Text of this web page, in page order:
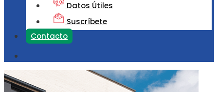
Datos Útiles
Suscríbete
Contacto